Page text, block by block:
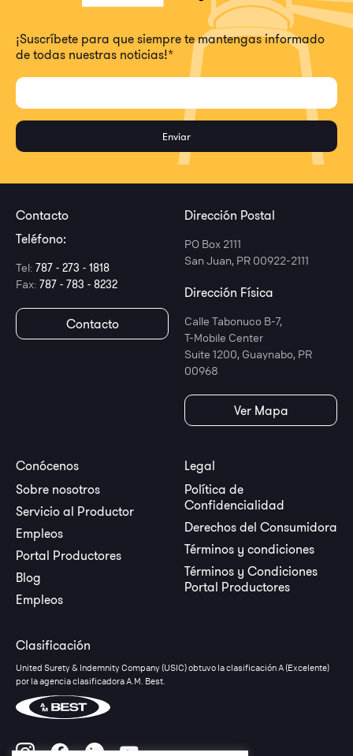
¡Suscríbete para que siempre te mantengas informado
de todas nuestras noticias!*
Contacto
Teléfono:
Tel: 787 - 273 - 1818
Fax: 787 - 783 - 8232
Contacto
Dirección Postal
PO Box 2111
San Juan, PR 00922-2111
Dirección Física
Calle Tabonuco B-7,
T-Mobile Center
Suite 1200, Guaynabo, PR
00968
Ver Mapa
Conócenos
Sobre nosotros
Servicio al Productor
Empleos
Portal Productores
Blog
Empleos
Legal
Política de
Confidencialidad
Derechos del Consumidora
Términos y condiciones
Términos y Condiciones
Portal Productores
Clasificación
United Surety & Indemnity Company (USIC) obtuvo la clasificación A (Excelente)
por la agencia clasificadora A.M. Best.